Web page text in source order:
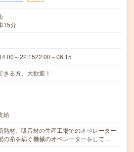
15分
～22:1522:00～06:15
きる方、大歓迎！
給
熱材、吸音材の生産工場でのオペレーター
の糸を紡ぐ機械のオペレーターをして…